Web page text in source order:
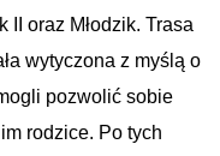
II oraz Młodzik. Trasa
wytyczona z myślą o
pozwolić sobie
rodzice. Po tych